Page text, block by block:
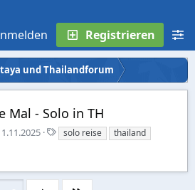
Registrieren
und Thailandforum
Mal - Solo in TH
S
t
c
h
solo reise
thailand